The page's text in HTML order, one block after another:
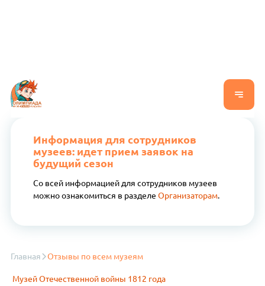
Информация для сотрудников
музеев: идет прием заявок на
будущий сезон
Со всей информацией для сотрудников музеев
можно ознакомиться в разделе Организаторам.
Главная Отзывы по всем музеям
Музей Отечественной войны 1812 года